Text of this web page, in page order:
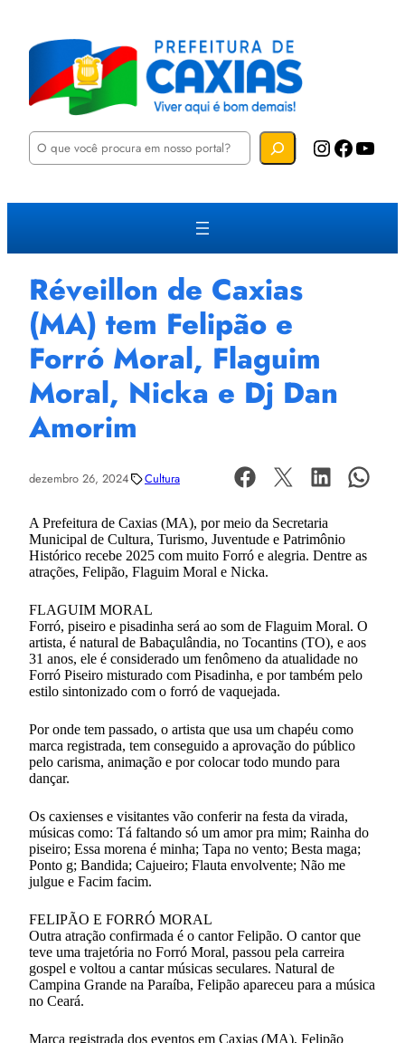
P
u
a
Instagram Facebook YouTube
Réveillon de Caxias
(MA) tem Felipão e
Forró Moral, Flaguim
Moral, Nicka e Dj Dan
Amorim
dezembro 26, 2024 Cultura
A Prefeitura de Caxias (MA), por meio da Secretaria
Municipal de Cultura, Turismo, Juventude e Patrimônio
Histórico recebe 2025 com muito Forró e alegria. Dentre as
atrações, Felipão, Flaguim Moral e Nicka.
FLAGUIM MORAL
Forró, piseiro e pisadinha será ao som de Flaguim Moral. O
artista, é natural de Babaçulândia, no Tocantins (TO), e aos
31 anos, ele é considerado um fenômeno da atualidade no
Forró Piseiro misturado com Pisadinha, e por também pelo
estilo sintonizado com o forró de vaquejada.
Por onde tem passado, o artista que usa um chapéu como
marca registrada, tem conseguido a aprovação do público
pelo carisma, animação e por colocar todo mundo para
dançar.
Os caxienses e visitantes vão conferir na festa da virada,
músicas como: Tá faltando só um amor pra mim; Rainha do
piseiro; Essa morena é minha; Tapa no vento; Besta maga;
Ponto g; Bandida; Cajueiro; Flauta envolvente; Não me
julgue e Facim facim.
FELIPÃO E FORRÓ MORAL
Outra atração confirmada é o cantor Felipão. O cantor que
teve uma trajetória no Forró Moral, passou pela carreira
gospel e voltou a cantar músicas seculares. Natural de
Campina Grande na Paraíba, Felipão apareceu para a música
no Ceará.
Marca registrada dos eventos em Caxias (MA), Felipão